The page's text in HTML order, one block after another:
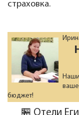
страховка.
бюджет!
🏪 Отели